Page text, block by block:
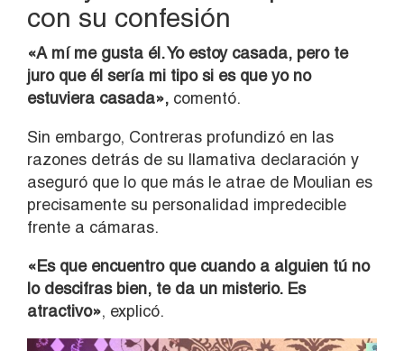
con su confesión
«A mí me gusta él. Yo estoy casada, pero te
juro que él sería mi tipo si es que yo no
estuviera casada», comentó.
Sin embargo, Contreras profundizó en las
razones detrás de su llamativa declaración y
aseguró que lo que más le atrae de Moulian es
precisamente su personalidad impredecible
frente a cámaras.
«Es que encuentro que cuando a alguien tú no
lo descifras bien, te da un misterio. Es
atractivo», explicó.